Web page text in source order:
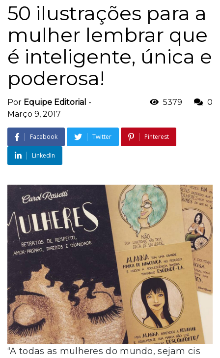
50 ilustrações para a
mulher lembrar que
é inteligente, única e
poderosa!
Por Equipe Editorial -
Março 9, 2017
5379 0
Facebook Twitter Pinterest
LinkedIn
“A todas as mulheres do mundo, sejam cis